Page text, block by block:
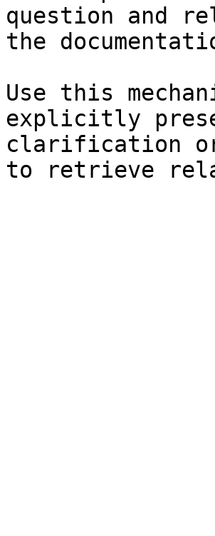
question and
the
Use this
explicitly
clarification